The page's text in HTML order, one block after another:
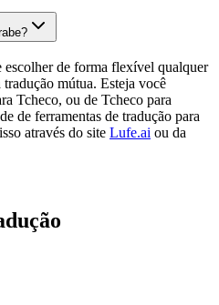
de forma flexível qualquer
mútua. Esteja você
Tcheco, ou de Tcheco para
de ferramentas de tradução para
através do site Lufe.ai ou da